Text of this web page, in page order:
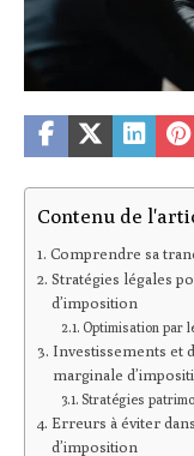
Contenu de
Comprendre sa
Stratégies légales
d’imposition
Optimisation par
Investissements et
marginale
Stratégies
Erreurs à éviter
d’imposition